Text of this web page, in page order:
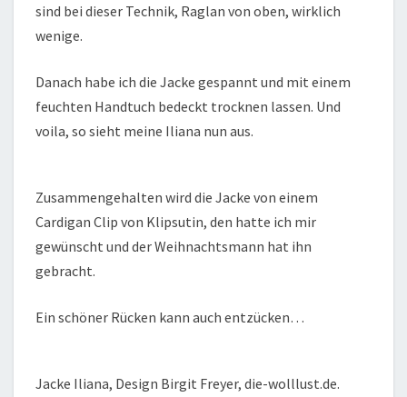
sind bei dieser Technik, Raglan von oben, wirklich
wenige.
Danach habe ich die Jacke gespannt und mit einem
feuchten Handtuch bedeckt trocknen lassen. Und
voila, so sieht meine Iliana nun aus.
Zusammengehalten wird die Jacke von einem
Cardigan Clip von Klipsutin, den hatte ich mir
gewünscht und der Weihnachtsmann hat ihn
gebracht.
Ein schöner Rücken kann auch entzücken…
Jacke Iliana, Design Birgit Freyer, die-wolllust.de.